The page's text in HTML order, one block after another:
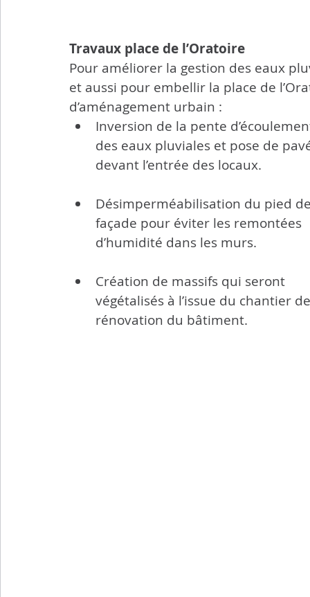
Travaux place de l’Oratoire
Pour améliorer la gestion des eaux
et aussi pour embellir la place de
d’aménagement urbain :
Inversion de la pente
des eaux pluviales et pose de
devant l’entrée des locaux.
Désimperméabilisation du pied
façade pour éviter les remontées
d’humidité dans les murs.
Création de massifs qui seront
végétalisés à l’issue du chantier
rénovation du bâtiment.